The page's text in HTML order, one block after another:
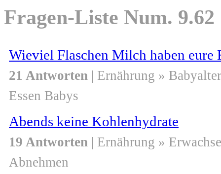
Fragen-Liste Num. 9.62
Wieviel Flaschen Milch haben
21 Antworten | Ernährung » Babyalter
Essen Babys
Abends keine Kohlenhydrate
19 Antworten | Ernährung »
Abnehmen